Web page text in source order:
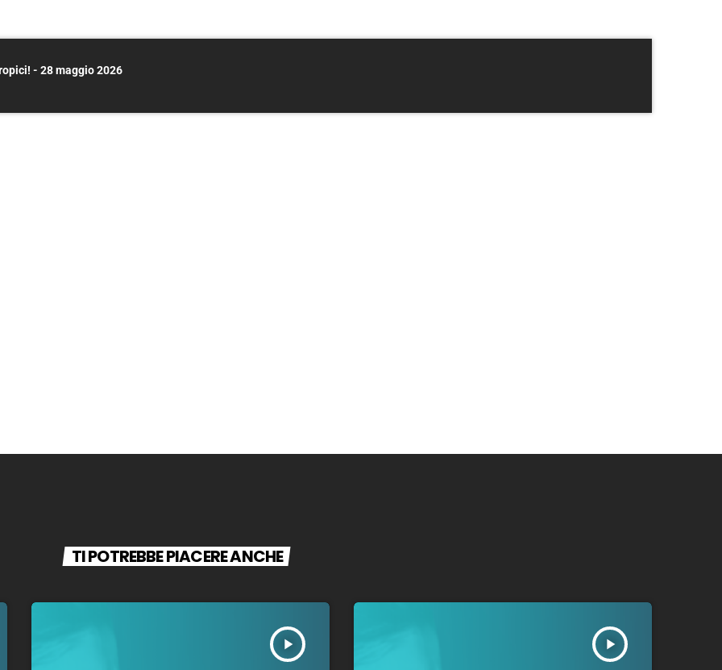
- 28 maggio 2026
TI POTREBBE PIACERE ANCHE
play_arrow play_arrow